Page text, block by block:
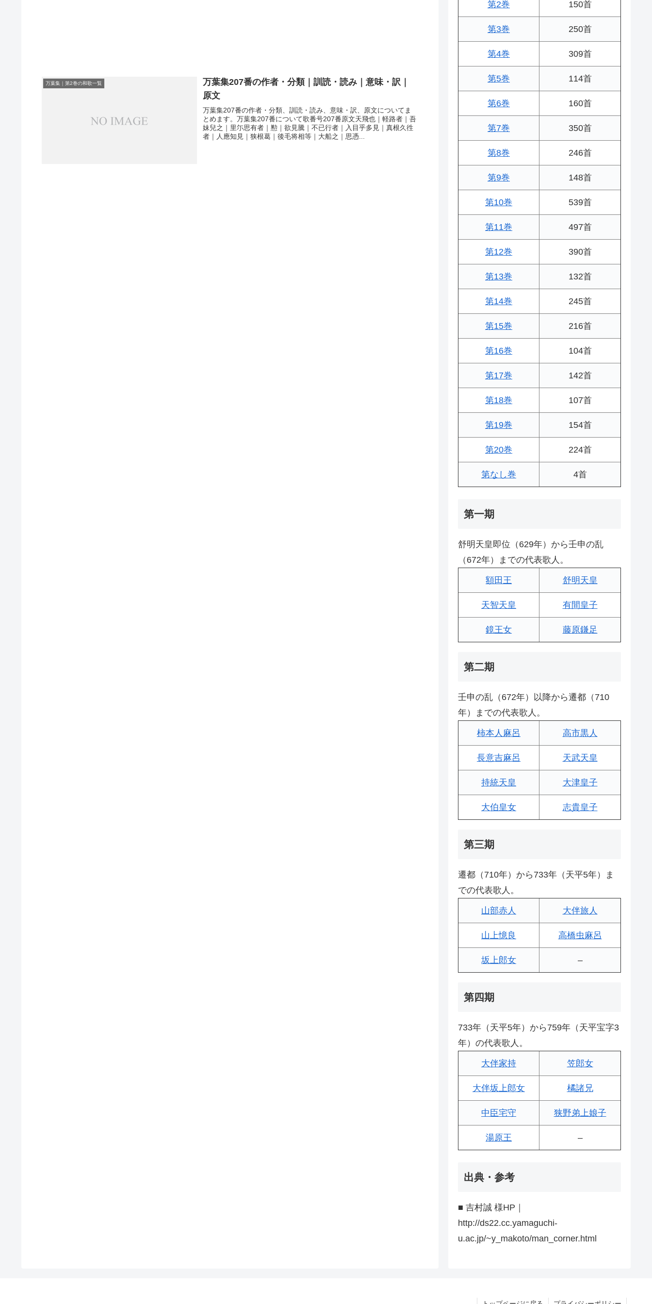
万葉集｜第2巻の和歌一覧
万葉集207番の作者・分類｜訓読・読み｜意味・訳｜
原文
万葉集207番の作者・分類、訓読・読み、意味・訳、原文についてま
とめます。万葉集207番について歌番号207番原文天飛也｜軽路者｜吾
妹兒之｜里尓思有者｜懃｜欲見騰｜不已行者｜入目乎多見｜真根久徃
者｜人應知見｜狭根葛｜後毛将相等｜大船之｜思憑...
第2巻 150首
第3巻 250首
第4巻 309首
第5巻 114首
第6巻 160首
第7巻 350首
第8巻 246首
第9巻 148首
第10巻 539首
第11巻 497首
第12巻 390首
第13巻 132首
第14巻 245首
第15巻 216首
第16巻 104首
第17巻 142首
第18巻 107首
第19巻 154首
第20巻 224首
第なし巻 4首
第一期
舒明天皇即位（629年）から壬申の乱
（672年）までの代表歌人。
額田王 舒明天皇
天智天皇 有間皇子
鏡王女 藤原鎌足
第二期
壬申の乱（672年）以降から遷都（710
年）までの代表歌人。
柿本人麻呂 高市黒人
長意吉麻呂 天武天皇
持統天皇 大津皇子
大伯皇女 志貴皇子
第三期
遷都（710年）から733年（天平5年）ま
での代表歌人。
山部赤人 大伴旅人
山上憶良 高橋虫麻呂
坂上郎女 –
第四期
733年（天平5年）から759年（天平宝字3
年）の代表歌人。
大伴家持 笠郎女
大伴坂上郎女 橘諸兄
中臣宅守 狭野弟上娘子
湯原王 –
出典・参考
■ 吉村誠 様HP｜
http://ds22.cc.yamaguchi-
u.ac.jp/~y_makoto/man_corner.html